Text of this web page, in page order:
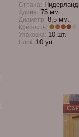
Страна:
Длина: 75 мм.
Диаметр: 8,5 мм.
Крепость:
Упаковка: 10 шт.
Блок: 10 уп.